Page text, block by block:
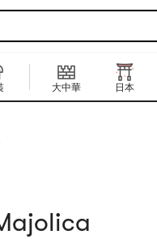
大中華 日本